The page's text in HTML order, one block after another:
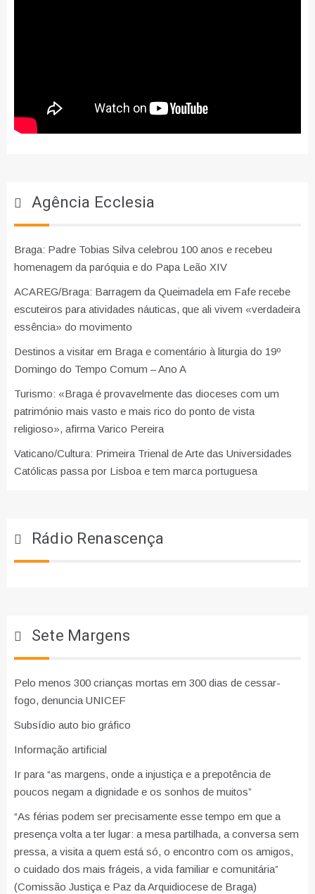
Agência Ecclesia
Braga: Padre Tobias Silva celebrou 100 anos e recebeu
homenagem da paróquia e do Papa Leão XIV
ACAREG/Braga: Barragem da Queimadela em Fafe recebe
escuteiros para atividades náuticas, que ali vivem «verdadeira
essência» do movimento
Destinos a visitar em Braga e comentário à liturgia do 19º
Domingo do Tempo Comum – Ano A
Turismo: «Braga é provavelmente das dioceses com um
património mais vasto e mais rico do ponto de vista
religioso», afirma Varico Pereira
Vaticano/Cultura: Primeira Trienal de Arte das Universidades
Católicas passa por Lisboa e tem marca portuguesa
Rádio Renascença
Sete Margens
Pelo menos 300 crianças mortas em 300 dias de cessar-
fogo, denuncia UNICEF
Subsídio auto bio gráfico
Informação artificial
Ir para “as margens, onde a injustiça e a prepotência de
poucos negam a dignidade e os sonhos de muitos”
“As férias podem ser precisamente esse tempo em que a
presença volta a ter lugar: a mesa partilhada, a conversa sem
pressa, a visita a quem está só, o encontro com os amigos,
o cuidado dos mais frágeis, a vida familiar e comunitária”
(Comissão Justiça e Paz da Arquidiocese de Braga)